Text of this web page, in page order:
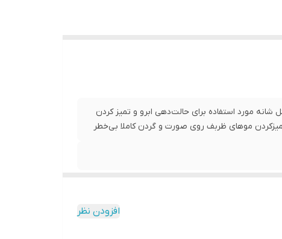
مورد استفاده برای حالت‌دهی ابرو و تمیز کردن
موهای ظربف روی صورت و گردن کاملا بی‌خطر
افزودن نظر